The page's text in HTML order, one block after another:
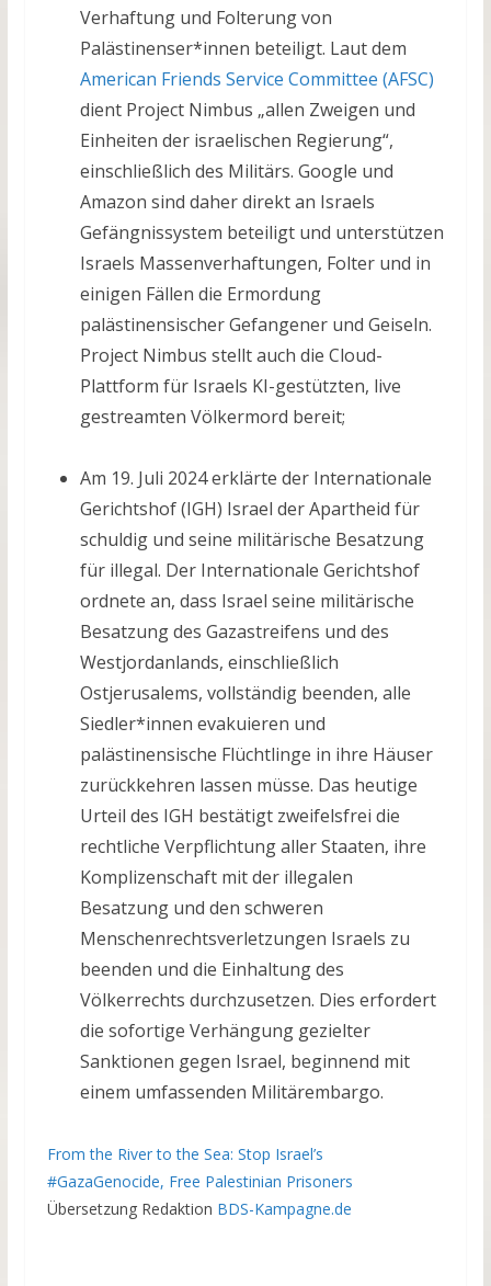
Verhaftung und Folterung von
Palästinenser*innen beteiligt. Laut dem
American Friends Service Committee (AFSC)
dient Project Nimbus „allen Zweigen und
Einheiten der israelischen Regierung“,
einschließlich des Militärs. Google und
Amazon sind daher direkt an Israels
Gefängnissystem beteiligt und unterstützen
Israels Massenverhaftungen, Folter und in
einigen Fällen die Ermordung
palästinensischer Gefangener und Geiseln.
Project Nimbus stellt auch die Cloud-
Plattform für Israels KI-gestützten, live
gestreamten Völkermord bereit;
Am 19. Juli 2024 erklärte der Internationale
Gerichtshof (IGH) Israel der Apartheid für
schuldig und seine militärische Besatzung
für illegal. Der Internationale Gerichtshof
ordnete an, dass Israel seine militärische
Besatzung des Gazastreifens und des
Westjordanlands, einschließlich
Ostjerusalems, vollständig beenden, alle
Siedler*innen evakuieren und
palästinensische Flüchtlinge in ihre Häuser
zurückkehren lassen müsse. Das heutige
Urteil des IGH bestätigt zweifelsfrei die
rechtliche Verpflichtung aller Staaten, ihre
Komplizenschaft mit der illegalen
Besatzung und den schweren
Menschenrechtsverletzungen Israels zu
beenden und die Einhaltung des
Völkerrechts durchzusetzen. Dies erfordert
die sofortige Verhängung gezielter
Sanktionen gegen Israel, beginnend mit
einem umfassenden Militärembargo.
From the River to the Sea: Stop Israel’s
#GazaGenocide, Free Palestinian Prisoners
Übersetzung Redaktion BDS-Kampagne.de